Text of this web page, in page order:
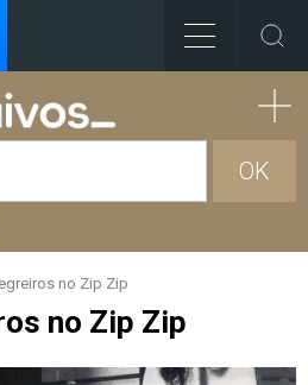
OK
no Zip Zip
no Zip Zip